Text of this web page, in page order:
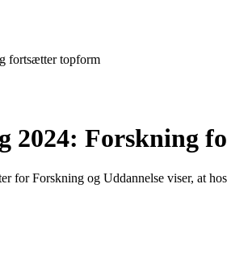
fortsætter topform
2024: Forskning
for Forskning og Uddannelse viser, at